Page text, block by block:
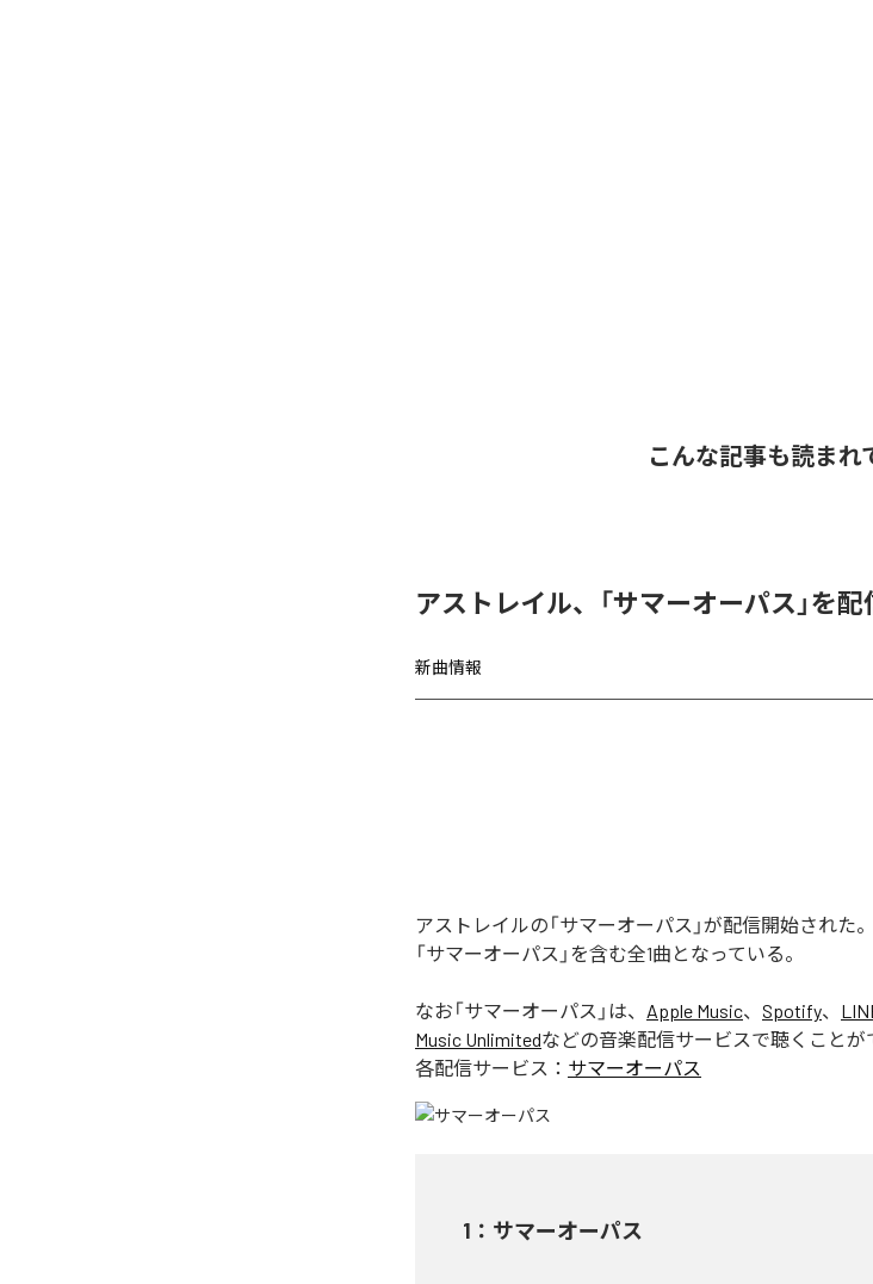
こんな記事も読まれ
アストレイル、「サマーオーパス」を
新曲情報
アストレイルの「サマーオーパス」が配信開始された
「サマーオーパス」を含む全1曲となっている。
なお「サマーオーパス 」は、 Apple Music、 Spotify、
Music Unlimitedなどの音楽配信サービスで聴くことが
各配信サービス： サマーオーパス
1 ： サマーオーパス